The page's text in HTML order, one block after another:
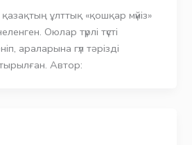
қазақтың ұлттық «қошқар мүйіз»
Оюлар түрлі түсті
араларына гүл тәрізді
Автор: